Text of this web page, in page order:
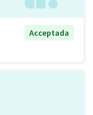
Acceptada